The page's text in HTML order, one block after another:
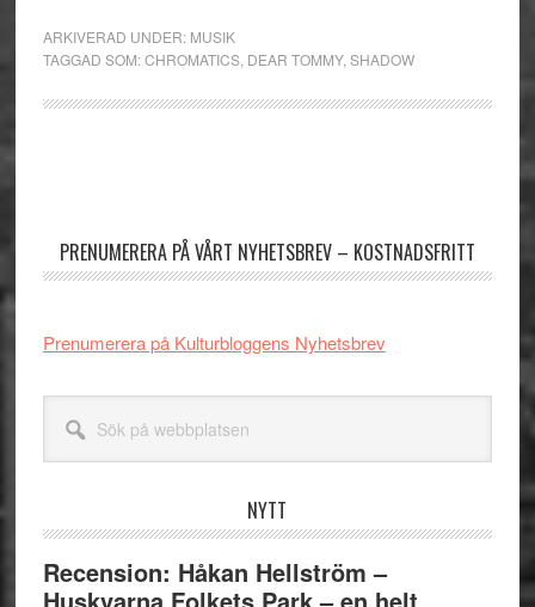
ARKIVERAD UNDER: MUSIK
TAGGAD SOM:CHROMATICS, DEAR TOMMY, SHADOW
PRENUMERERA PÅ VÅRT NYHETSBREV – KOSTNADSFRITT
Prenumerera på Kulturbloggens Nyhetsbrev
webbplatsen
NYTT
Recension: Håkan Hellström –